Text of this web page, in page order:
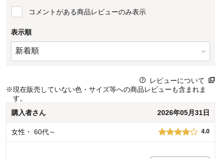
コメントがある商品レビューのみ表示
表示順
レビューについて
※現在販売していない色・サイズ等への商品レビューも含まれま
す。
購入者さん 2026年05月31日
女性 ・ 60代～ 4.0